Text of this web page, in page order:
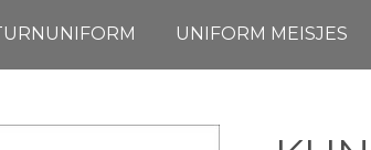
UNIFORM MEISJES